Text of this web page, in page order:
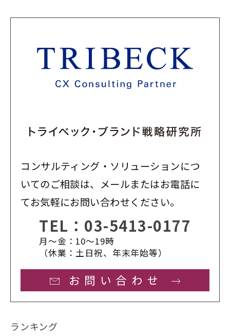
コンサルティング・ソリューションにつ
いてのご相談は、メールまたはお電話に
てお気軽にお問い合わせください。
TEL： 03-5413-0177
月〜金：10〜19時
（休業：土日祝、年末年始等）
お問い合わせ
ランキング